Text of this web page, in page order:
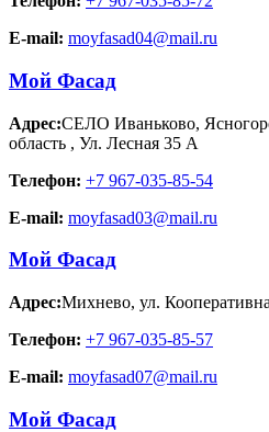
E-mail: moyfasad04@mail.ru
Мой Фасад
Адрес:СЕЛО Иваньково,
область , Ул. Лесная 35 А
Телефон: +7 967-035-85-54
E-mail: moyfasad03@mail.ru
Мой Фасад
Адрес:Михнево, ул.
Телефон: +7 967-035-85-57
E-mail: moyfasad07@mail.ru
Мой Фасад